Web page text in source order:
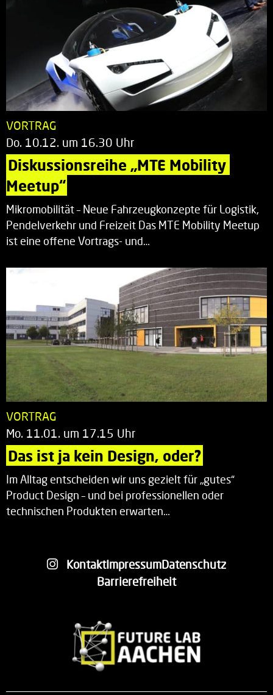
VORTRAG
Do. 10.12. um 16.30 Uhr
Diskussionsreihe „MTE Mobility
Meetup“
Mikromobilität – Neue Fahrzeugkonzepte für Logistik,
Pendelverkehr und Freizeit Das MTE Mobility Meetup
ist eine offene Vortrags- und…
VORTRAG
Mo. 11.01. um 17.15 Uhr
Das ist ja kein Design, oder?
Im Alltag entscheiden wir uns gezielt für „gutes“
Product Design – und bei professionellen oder
technischen Produkten erwarten…
KontaktImpressumDatenschutz
Barrierefreiheit